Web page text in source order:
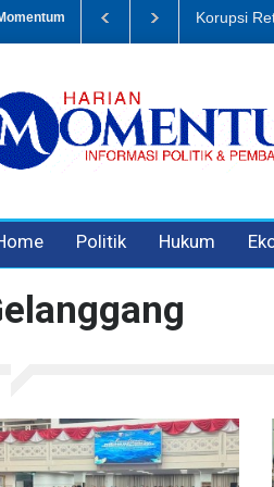
Dugaan
Politik Hukum